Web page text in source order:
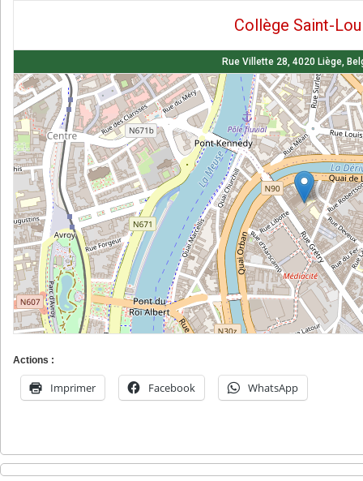
Collège Saint-
Rue Villette 28, 4020 Liège,
Actions :
Imprimer Facebook WhatsApp